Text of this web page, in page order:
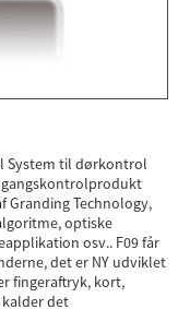
System til dørkontrol
Granding Technology,
optiske
osv.. F09 får
det er NY udviklet
fingeraftryk, kort,
det